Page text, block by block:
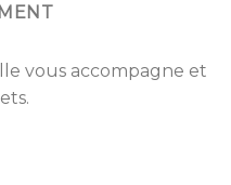
vous accompagne et